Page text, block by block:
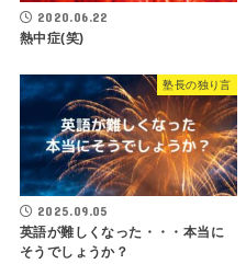
2020.06.22
熱中症(笑)
塾長の独り言
2025.09.05
英語が難しくなった・・・本当に
そうでしょうか？